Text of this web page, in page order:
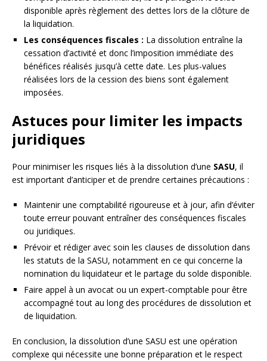
disponible après règlement des dettes lors de la clôture de
la liquidation.
Les conséquences fiscales : La dissolution entraîne la
cessation d’activité et donc l’imposition immédiate des
bénéfices réalisés jusqu’à cette date. Les plus-values
réalisées lors de la cession des biens sont également
imposées.
Astuces pour limiter les impacts
juridiques
Pour minimiser les risques liés à la dissolution d’une SASU, il
est important d’anticiper et de prendre certaines précautions :
Maintenir une comptabilité rigoureuse et à jour, afin d’éviter
toute erreur pouvant entraîner des conséquences fiscales
ou juridiques.
Prévoir et rédiger avec soin les clauses de dissolution dans
les statuts de la SASU, notamment en ce qui concerne la
nomination du liquidateur et le partage du solde disponible.
Faire appel à un avocat ou un expert-comptable pour être
accompagné tout au long des procédures de dissolution et
de liquidation.
En conclusion, la dissolution d’une SASU est une opération
complexe qui nécessite une bonne préparation et le respect